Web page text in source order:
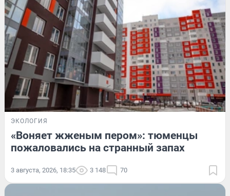
ЭКОЛОГИЯ
«Воняет жженым пером»: тюменцы
пожаловались на странный запах
3 августа, 2026, 18:35 3 148 70